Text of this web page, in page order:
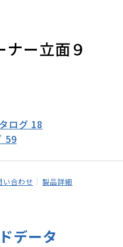
ナー立面９
ログ 18
59
い合わせ 製品詳細
データ